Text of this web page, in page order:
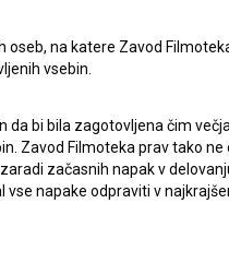
študentom, filmskim
mojstrska tečaja: »Cultural
dramskih umetnosti
z naslovom
na katere Zavod
vsebin.
da bi bila zagotovljena čim
Zavod Filmoteka prav tako
začasnih napak v
napake odpraviti v